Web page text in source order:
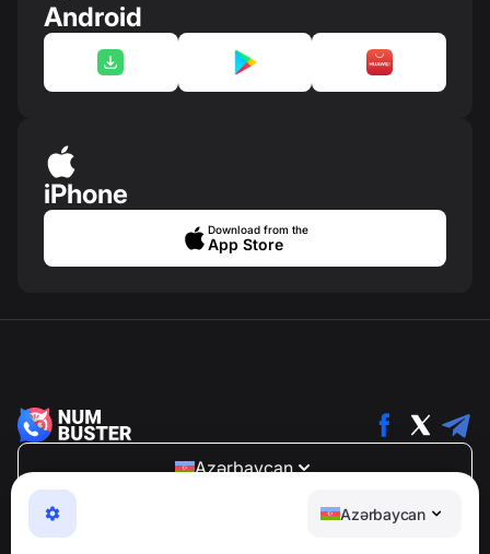
Azərbaycan
Android
iPhone
Download from the
App Store
Azərbaycan
NumBuster © 2013—2026 ·
support@numbuster.com
Telefon fırıldaqlarından, spam və arzuolunmaz